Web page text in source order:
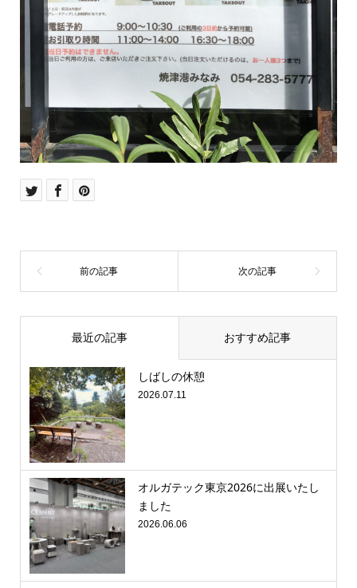
最近の記事 おすすめ記事
しばしの休憩
2026.07.11
オルガテック東京2026に出展いたし
ました
2026.06.06